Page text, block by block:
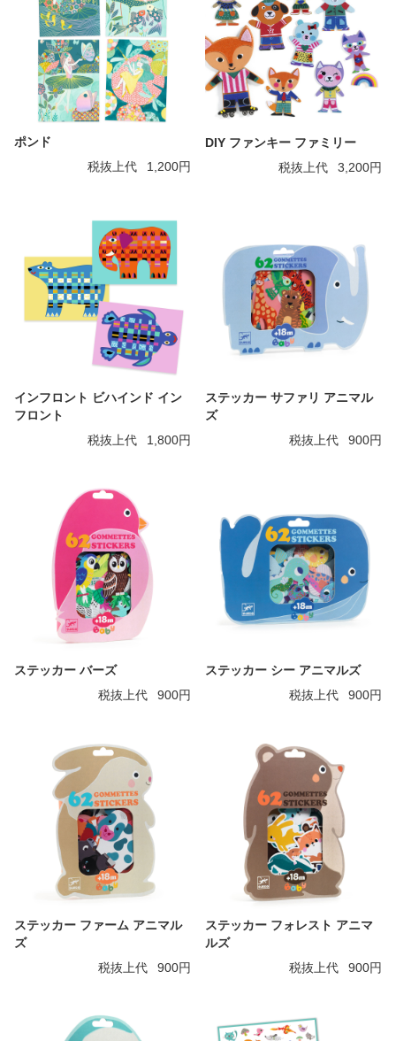
ポンド
税抜上代
1,200円
DIY ファンキー ファミリー
税抜上代
3,200円
インフロント ビハインド イン
フロント
税抜上代
1,800円
ステッカー サファリ アニマル
ズ
税抜上代
900円
ステッカー バーズ
税抜上代
900円
ステッカー シー アニマルズ
税抜上代
900円
ステッカー ファーム アニマル
ズ
税抜上代
900円
ステッカー フォレスト アニマ
ルズ
税抜上代
900円